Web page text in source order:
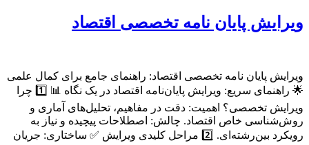
ویرایش پایان نامه تخصصی اقتصاد
ویرایش پایان نامه تخصصی اقتصاد: راهنمای جامع برای کمال علمی
🌟 راهنمای سریع: ویرایش پایان‌نامه اقتصاد در یک نگاه 📊 1️⃣ چرا
ویرایش تخصصی؟ اهمیت: دقت در مفاهیم، تحلیل‌های آماری و
روش‌شناسی خاص اقتصاد. چالش: اصطلاحات پیچیده و نیاز به
رویکرد بین‌رشته‌ای. 2️⃣ مراحل کلیدی ویرایش ✅ ساختاری: جریان